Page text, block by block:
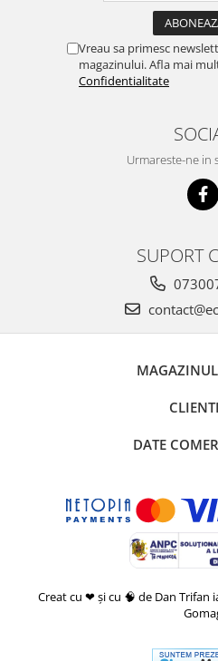
Vreau sa primesc
magazinului. Afla mai
Confidentialitate
Urmareste-ne in
SUPORT
CLIENTI
DATE
Creat cu ❤ și cu 🧠 de Dan Trifan